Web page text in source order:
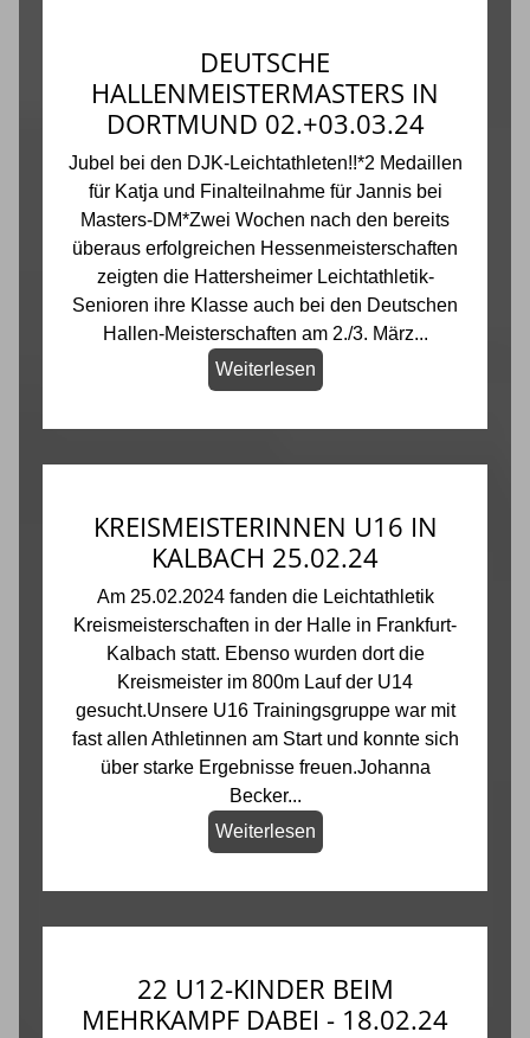
DEUTSCHE
HALLENMEISTERMASTERS IN
DORTMUND 02.+03.03.24
Jubel bei den DJK-Leichtathleten!!*2 Medaillen
für Katja und Finalteilnahme für Jannis bei
Masters-DM*Zwei Wochen nach den bereits
überaus erfolgreichen Hessenmeisterschaften
zeigten die Hattersheimer Leichtathletik-
Senioren ihre Klasse auch bei den Deutschen
Hallen-Meisterschaften am 2./3. März...
Weiterlesen
KREISMEISTERINNEN U16 IN
KALBACH 25.02.24
Am 25.02.2024 fanden die Leichtathletik
Kreismeisterschaften in der Halle in Frankfurt-
Kalbach statt. Ebenso wurden dort die
Kreismeister im 800m Lauf der U14
gesucht.Unsere U16 Trainingsgruppe war mit
fast allen Athletinnen am Start und konnte sich
über starke Ergebnisse freuen.Johanna
Becker...
Weiterlesen
22 U12-KINDER BEIM
MEHRKAMPF DABEI - 18.02.24